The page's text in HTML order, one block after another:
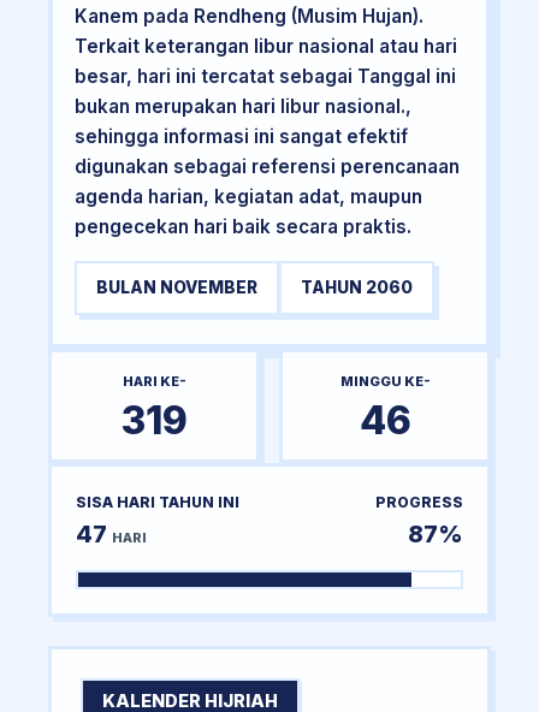
Kanem pada Rendheng (Musim Hujan).
Terkait keterangan libur nasional atau hari
besar, hari ini tercatat sebagai Tanggal ini
bukan merupakan hari libur nasional.,
sehingga informasi ini sangat efektif
digunakan sebagai referensi perencanaan
agenda harian, kegiatan adat, maupun
pengecekan hari baik secara praktis.
BULAN NOVEMBER TAHUN 2060
HARI KE-
319
MINGGU KE-
46
SISA HARI TAHUN INI
47 HARI
PROGRESS
87%
KALENDER HIJRIAH